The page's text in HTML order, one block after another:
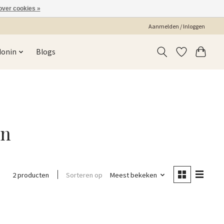
Aanmelden / Inloggen
Blogs
2 producten Sorteren op Meest bekeken
cookies »